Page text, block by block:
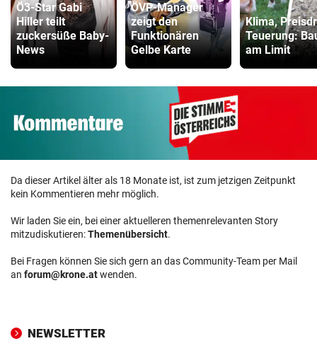
Ö3-Star Gabi
Hiller teilt
zuckersüße Baby-
News
ÖVP-Manager
zeigt den
Funktionären
Gelbe Karte
Klima,
Teuerung:
am Limit
Da dieser Artikel älter als 18 Monate ist, ist zum jetzigen Zeitpunkt
kein Kommentieren mehr möglich.
Wir laden Sie ein, bei einer aktuelleren themenrelevanten Story
mitzudiskutieren:Themenübersicht.
Bei Fragen können Sie sich gern an das Community-Team per Mail
an forum@krone.atwenden.
NEWSLETTER